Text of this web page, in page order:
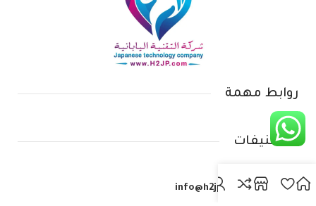
روابط مهمة
التصنيفات
info@h2jp.com